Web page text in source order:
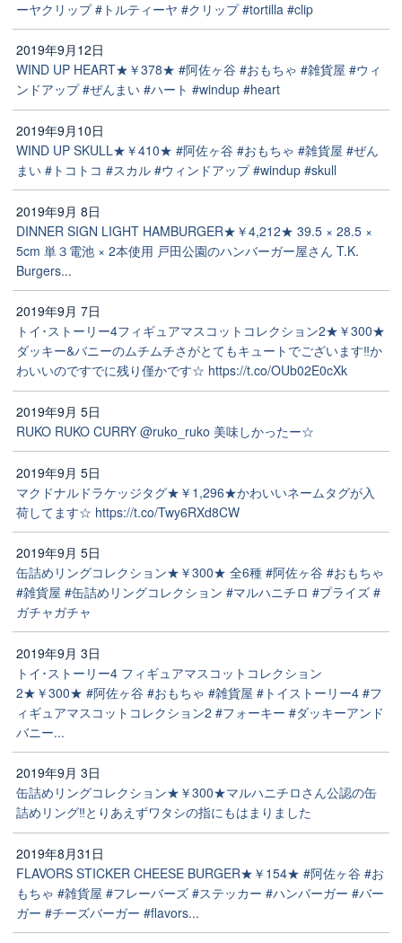
ーヤクリップ #トルティーヤ #クリップ #tortilla #clip
2019年9月12日
WIND UP HEART★￥378★ #阿佐ヶ谷 #おもちゃ #雑貨屋 #ウィ
ンドアップ #ぜんまい #ハート #windup #heart
2019年9月10日
WIND UP SKULL★￥410★ #阿佐ヶ谷 #おもちゃ #雑貨屋 #ぜん
まい #トコトコ #スカル #ウィンドアップ #windup #skull
2019年9月 8日
DINNER SIGN LIGHT HAMBURGER★￥4,212★ 39.5 × 28.5 ×
5cm 単３電池 × 2本使用 戸田公園のハンバーガー屋さん T.K.
Burgers...
2019年9月 7日
トイ･ストーリー4フィギュアマスコットコレクション2★￥300★
ダッキー&バニーのムチムチさがとてもキュートでございます‼️か
わいいのですでに残り僅かです☆ https://t.co/OUb02E0cXk
2019年9月 5日
RUKO RUKO CURRY @ruko_ruko 美味しかったー☆
2019年9月 5日
マクドナルドラケッジタグ★￥1,296★かわいいネームタグが入
荷してます☆ https://t.co/Twy6RXd8CW
2019年9月 5日
缶詰めリングコレクション★￥300★ 全6種 #阿佐ヶ谷 #おもちゃ
#雑貨屋 #缶詰めリングコレクション #マルハニチロ #プライズ #
ガチャガチャ
2019年9月 3日
トイ･ストーリー4 フィギュアマスコットコレクション
2★￥300★ #阿佐ヶ谷 #おもちゃ #雑貨屋 #トイストーリー4 #フ
ィギュアマスコットコレクション2 #フォーキー #ダッキーアンド
バニー...
2019年9月 3日
缶詰めリングコレクション★￥300★マルハニチロさん公認の缶
詰めリング‼️とりあえずワタシの指にもはまりました
2019年8月31日
FLAVORS STICKER CHEESE BURGER★￥154★ #阿佐ヶ谷 #お
もちゃ #雑貨屋 #フレーバーズ #ステッカー #ハンバーガー #バー
ガー #チーズバーガー #flavors...